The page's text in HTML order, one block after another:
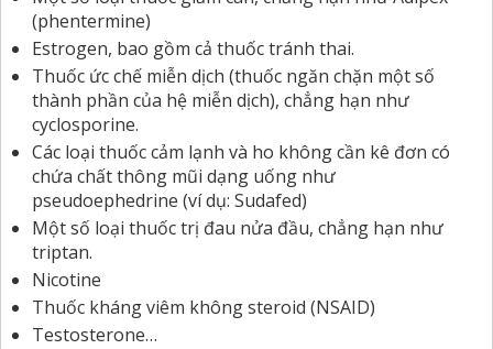
(phentermine)
Estrogen, bao gồm cả thuốc tránh thai.
Thuốc ức chế miễn dịch (thuốc ngăn chặn một số
thành phần của hệ miễn dịch), chẳng hạn như
cyclosporine.
Các loại thuốc cảm lạnh và ho không cần kê đơn có
chứa chất thông mũi dạng uống như
pseudoephedrine (ví dụ: Sudafed)
Một số loại thuốc trị đau nửa đầu, chẳng hạn như
triptan.
Nicotine
Thuốc kháng viêm không steroid (NSAID)
Testosterone…